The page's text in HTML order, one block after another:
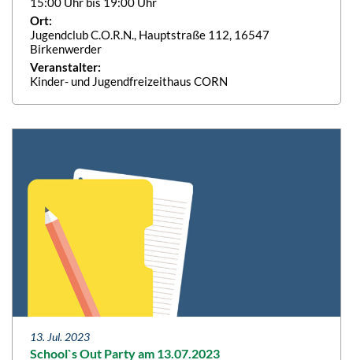
Ort:
Jugendclub C.O.R.N., Hauptstraße 112, 16547
Birkenwerder
Veranstalter:
Kinder- und Jugendfreizeithaus CORN
13. Jul. 2023
School`s Out Party am 13.07.2023